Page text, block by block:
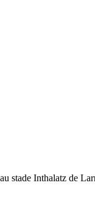
stade Inthalatz de